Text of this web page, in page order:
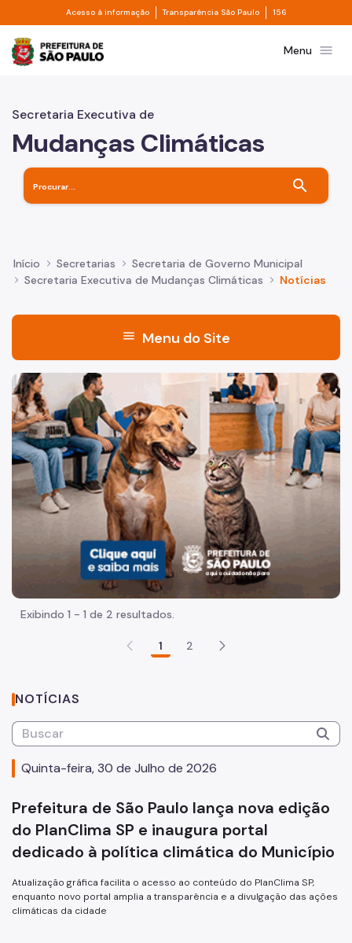
Pular para o Conteúdo principal
Acesso à informação Divisor de acesso à informação
Transparência São Paulo Divisor de
156
Prefeitura de São PauloMenu menu
Secretaria Executiva de
Mudanças Climáticas
search
Início Secretarias
Secretaria de Governo Municipal
Secretaria Executiva de Mudanças Climáticas
Notícias
menu Menu do Site
Acesso à Informação
Participação Social
Quadro de Serviços
Comitê de Mudança do Clima e Ecoeconomia - CMMCE
COMFROTA-SP
Comitê Consultivo de Políticas e Ações Climáticas
Grupo de trabalho Intersecretarial
Grupo de Trabalho sobre Madeira Engenheirada - GT
MADEIRA
Plano de Contingência Baixa Umidade - PCBU
Operação Integrada de Defesa das Águas (OIDA)
Hackathon Climático
São Paulo Pelo Clima
São Paulo rumo à COP30
Plano de Ação Climática (PlanClimaSP)
Notícias
Imagem de um cachorro caramelo e uma gata rajada,
Exibindo 1 - 1 de 2 resultados.
1 2
NOTÍCIAS
Quinta-feira, 30 de Julho de 2026
Prefeitura de São Paulo lança nova edição
do PlanClima SP e inaugura portal
dedicado à política climática do Município
Atualização gráfica facilita o acesso ao conteúdo do PlanClima SP,
enquanto novo portal amplia a transparência e a divulgação das ações
climáticas da cidade